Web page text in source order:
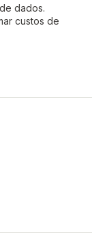
dados.
custos de